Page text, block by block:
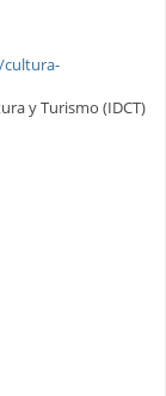
cultura-
y Turismo (IDCT)